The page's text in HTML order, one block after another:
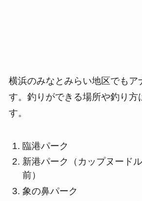
横浜のみなとみらい地区でもア
す。釣りができる場所や釣り方
す。
臨港パーク
新港パーク（カップヌード
前）
象の鼻パーク